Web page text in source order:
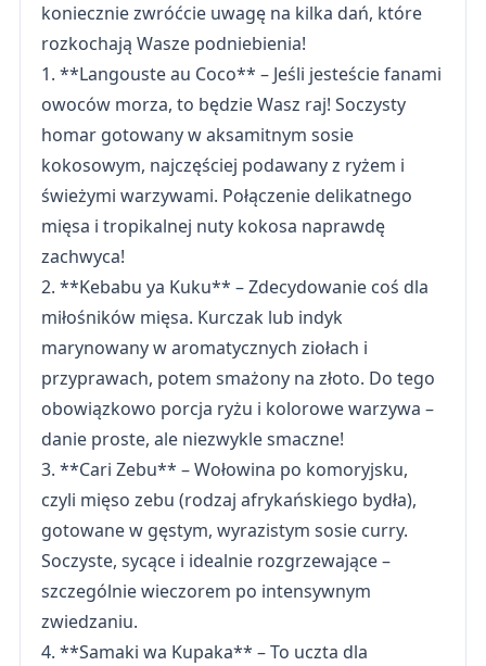
koniecznie zwróćcie uwagę na kilka dań, które
rozkochają Wasze podniebienia!
1. **Langouste au Coco** – Jeśli jesteście fanami
owoców morza, to będzie Wasz raj! Soczysty
homar gotowany w aksamitnym sosie
kokosowym, najczęściej podawany z ryżem i
świeżymi warzywami. Połączenie delikatnego
mięsa i tropikalnej nuty kokosa naprawdę
zachwyca!
2. **Kebabu ya Kuku** – Zdecydowanie coś dla
miłośników mięsa. Kurczak lub indyk
marynowany w aromatycznych ziołach i
przyprawach, potem smażony na złoto. Do tego
obowiązkowo porcja ryżu i kolorowe warzywa –
danie proste, ale niezwykle smaczne!
3. **Cari Zebu** – Wołowina po komoryjsku,
czyli mięso zebu (rodzaj afrykańskiego bydła),
gotowane w gęstym, wyrazistym sosie curry.
Soczyste, sycące i idealnie rozgrzewające –
szczególnie wieczorem po intensywnym
zwiedzaniu.
4. **Samaki wa Kupaka** – To uczta dla